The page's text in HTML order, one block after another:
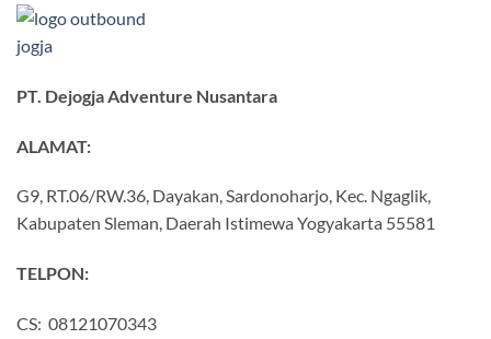
PT. Dejogja Adventure Nusantara
ALAMAT:
G9, RT.06/RW.36, Dayakan, Sardonoharjo, Kec. Ngaglik,
Kabupaten Sleman, Daerah Istimewa Yogyakarta 55581
TELPON:
CS: 08121070343